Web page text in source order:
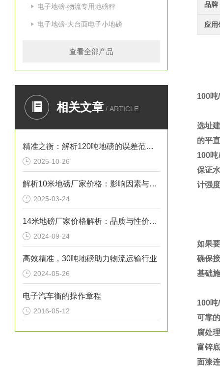
电子地磅-物流专用地磅秤
电子地磅-大台面电子小地磅
查看全部产品
相关文章 / ARTICLE
精准之衡：解析120吨地磅的误差范围与管理实践
2025-10-26
解析10米地磅厂家价格：影响因素与市场行情
2025-03-24
14米地磅厂家价格解析：品质与性价比的考量
2024-09-24
高效精准，30吨地磅助力物流运输行业
2024-05-26
电子汽车衡的操作章程
2016-05-12
品牌
应用
100吨
选址
的平
100吨
保证
计强
如果
确保
基础
100吨
可靠
腐处
富锌
面漆